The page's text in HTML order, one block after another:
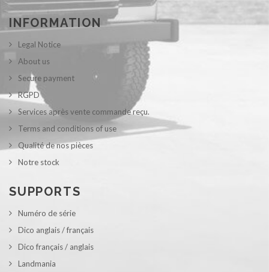
INFORMATION
Legal Notice
About us
Secure payment
RGPD
Services après vente commande reçu.
Terms and conditions of use
Qualité de nos pièces
Notre stock
SUPPORTS
Numéro de série
Dico anglais / français
Dico français / anglais
Landmania